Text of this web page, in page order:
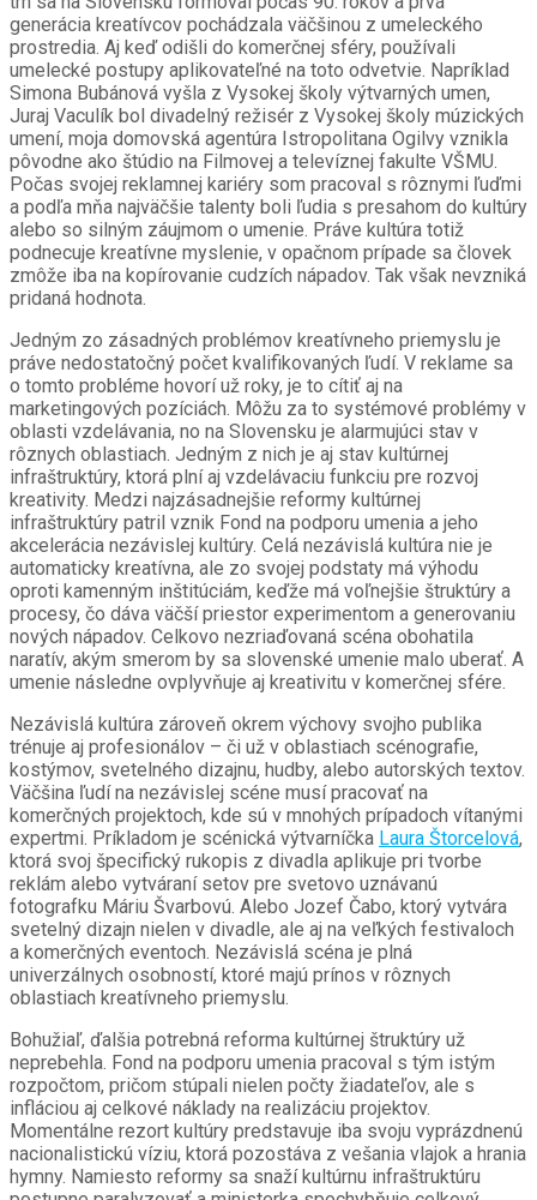
generácia kreatívcov pochádzala väčšinou z umeleckého
prostredia. Aj keď odišli do komerčnej sféry, používali
umelecké postupy aplikovateľné na toto odvetvie. Napríklad
Simona Bubánová vyšla z Vysokej školy výtvarných umen,
Juraj Vaculík bol divadelný režisér z Vysokej školy múzických
umení, moja domovská agentúra Istropolitana Ogilvy vznikla
pôvodne ako štúdio na Filmovej a televíznej fakulte VŠMU.
Počas svojej reklamnej kariéry som pracoval s rôznymi ľuďmi
a podľa mňa najväčšie talenty boli ľudia s presahom do kultúry
alebo so silným záujmom o umenie. Práve kultúra totiž
podnecuje kreatívne myslenie, v opačnom prípade sa človek
zmôže iba na kopírovanie cudzích nápadov. Tak však nevzniká
pridaná hodnota.
Jedným zo zásadných problémov kreatívneho priemyslu je
práve nedostatočný počet kvalifikovaných ľudí. V reklame sa
o tomto probléme hovorí už roky, je to cítiť aj na
marketingových pozíciách. Môžu za to systémové problémy v
oblasti vzdelávania, no na Slovensku je alarmujúci stav v
rôznych oblastiach. Jedným z nich je aj stav kultúrnej
infraštruktúry, ktorá plní aj vzdelávaciu funkciu pre rozvoj
kreativity. Medzi najzásadnejšie reformy kultúrnej
infraštruktúry patril vznik Fond na podporu umenia a jeho
akcelerácia nezávislej kultúry. Celá nezávislá kultúra nie je
automaticky kreatívna, ale zo svojej podstaty má výhodu
oproti kamenným inštitúciám, keďže má voľnejšie štruktúry a
procesy, čo dáva väčší priestor experimentom a generovaniu
nových nápadov. Celkovo nezriaďovaná scéna obohatila
naratív, akým smerom by sa slovenské umenie malo uberať. A
umenie následne ovplyvňuje aj kreativitu v komerčnej sfére.
Nezávislá kultúra zároveň okrem výchovy svojho publika
trénuje aj profesionálov – či už v oblastiach scénografie,
kostýmov, svetelného dizajnu, hudby, alebo autorských textov.
Väčšina ľudí na nezávislej scéne musí pracovať na
komerčných projektoch, kde sú v mnohých prípadoch vítanými
expertmi. Príkladom je scénická výtvarníčka Laura Štorcelová,
ktorá svoj špecifický rukopis z divadla aplikuje pri tvorbe
reklám alebo vytváraní setov pre svetovo uznávanú
fotografku Máriu Švarbovú. Alebo Jozef Čabo, ktorý vytvára
svetelný dizajn nielen v divadle, ale aj na veľkých festivaloch
a komerčných eventoch. Nezávislá scéna je plná
univerzálnych osobností, ktoré majú prínos v rôznych
oblastiach kreatívneho priemyslu.
Bohužiaľ, ďalšia potrebná reforma kultúrnej štruktúry už
neprebehla. Fond na podporu umenia pracoval s tým istým
rozpočtom, pričom stúpali nielen počty žiadateľov, ale s
infláciou aj celkové náklady na realizáciu projektov.
Momentálne rezort kultúry predstavuje iba svoju vyprázdnenú
nacionalistickú víziu, ktorá pozostáva z vešania vlajok a hrania
hymny. Namiesto reformy sa snaží kultúrnu infraštruktúru